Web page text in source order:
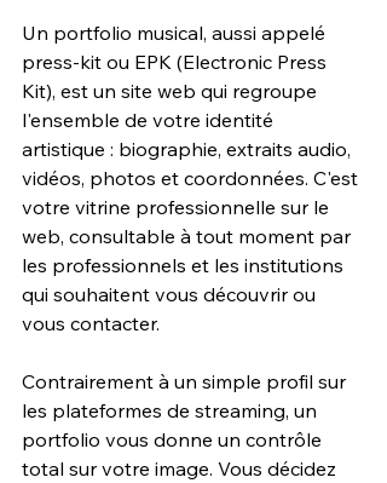
Un portfolio musical, aussi appelé
press-kit ou EPK (Electronic Press
Kit), est un site web qui regroupe
l'ensemble de votre identité
artistique : biographie, extraits audio,
vidéos, photos et coordonnées. C'est
votre vitrine professionnelle sur le
web, consultable à tout moment par
les professionnels et les institutions
qui souhaitent vous découvrir ou
vous contacter.
Contrairement à un simple profil sur
les plateformes de streaming, un
portfolio vous donne un contrôle
total sur votre image. Vous décidez